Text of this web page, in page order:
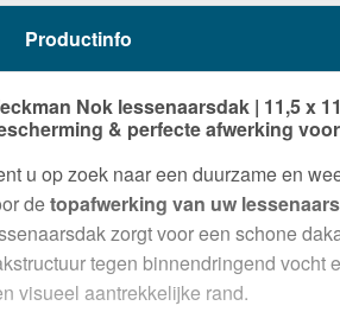
Productinfo
Nok lessenaarsdak | 11,5 x
& perfecte afwerking
u op zoek naar een duurzame en
detopafwerking van uw
zorgt voor een schone
tegen binnendringend vocht
visueel aantrekkelijke rand.